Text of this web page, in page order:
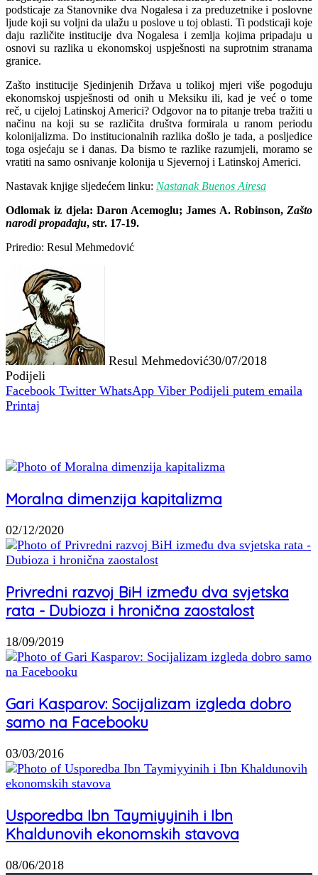
podsticaje za Stanovnike dva Nogalesa i za preduzetnike i poslovne
ljude koji su voljni da ulažu u poslove u toj oblasti. Ti podsticaji koje
daju različite institucije dva Nogalesa i zemlja kojima pripadaju u
osnovi su razlika u ekonomskoj uspješnosti na suprotnim stranama
granice.
Zašto institucije Sjedinjenih Država u tolikoj mjeri više pogoduju
ekonomskoj uspješnosti od onih u Meksiku ili, kad je već o tome
reč, u cijeloj Latinskoj Americi? Odgovor na to pitanje treba tražiti u
načinu na koji su se različita društva formirala u ranom periodu
kolonijalizma. Do institucionalnih razlika došlo je tada, a posljedice
toga osjećaju se i danas. Da bismo te razlike razumjeli, moramo se
vratiti na samo osnivanje kolonija u Sjevernoj i Latinskoj Americi.
Nastavak knjige sljedećem linku: Nastanak Buenos Airesa
Odlomak iz djela: Daron Acemoglu; James A. Robinson, Zašto
narodi propadaju, str. 17-19.
Priredio: Resul Mehmedović
Resul Mehmedović30/07/2018
Podijeli
Facebook Twitter WhatsApp Viber Podijeli putem emaila
Printaj
Moralna dimenzija kapitalizma
02/12/2020
Privredni razvoj BiH između dva svjetska
rata - Dubioza i hronična zaostalost
18/09/2019
Gari Kasparov: Socijalizam izgleda dobro
samo na Facebooku
03/03/2016
Usporedba Ibn Taymiyyinih i Ibn
Khaldunovih ekonomskih stavova
08/06/2018